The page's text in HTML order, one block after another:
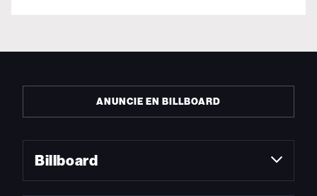
ANUNCIE EN BILLBOARD
Billboard